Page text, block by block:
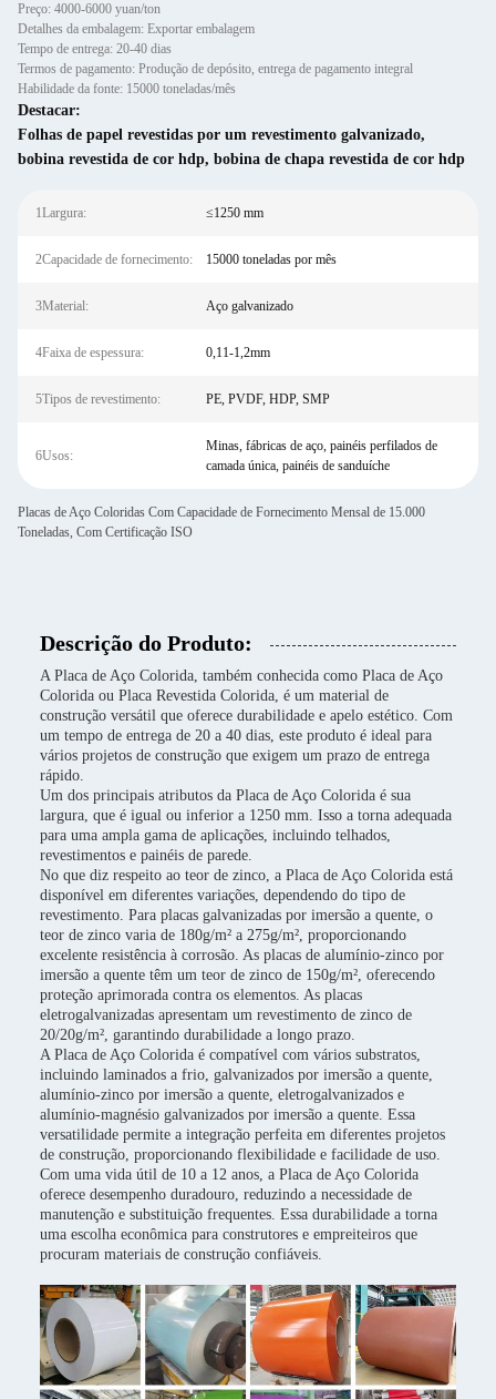
Preço: 4000-6000 yuan/ton
Detalhes da embalagem: Exportar embalagem
Tempo de entrega: 20-40 dias
Termos de pagamento: Produção de depósito, entrega de pagamento integral
Habilidade da fonte: 15000 toneladas/mês
Destacar:
Folhas de papel revestidas por um revestimento galvanizado,
bobina revestida de cor hdp, bobina de chapa revestida de cor hdp
1Largura: ≤1250 mm
2Capacidade de fornecimento: 15000 toneladas por mês
3Material: Aço galvanizado
4Faixa de espessura: 0,11-1,2mm
5Tipos de revestimento: PE, PVDF, HDP, SMP
6Usos:
Minas, fábricas de aço, painéis perfilados de
camada única, painéis de sanduíche
Placas de Aço Coloridas Com Capacidade de Fornecimento Mensal de 15.000
Toneladas, Com Certificação ISO
Descrição do Produto:
A Placa de Aço Colorida, também conhecida como Placa de Aço
Colorida ou Placa Revestida Colorida, é um material de
construção versátil que oferece durabilidade e apelo estético. Com
um tempo de entrega de 20 a 40 dias, este produto é ideal para
vários projetos de construção que exigem um prazo de entrega
rápido.
Um dos principais atributos da Placa de Aço Colorida é sua
largura, que é igual ou inferior a 1250 mm. Isso a torna adequada
para uma ampla gama de aplicações, incluindo telhados,
revestimentos e painéis de parede.
No que diz respeito ao teor de zinco, a Placa de Aço Colorida está
disponível em diferentes variações, dependendo do tipo de
revestimento. Para placas galvanizadas por imersão a quente, o
teor de zinco varia de 180g/m² a 275g/m², proporcionando
excelente resistência à corrosão. As placas de alumínio-zinco por
imersão a quente têm um teor de zinco de 150g/m², oferecendo
proteção aprimorada contra os elementos. As placas
eletrogalvanizadas apresentam um revestimento de zinco de
20/20g/m², garantindo durabilidade a longo prazo.
A Placa de Aço Colorida é compatível com vários substratos,
incluindo laminados a frio, galvanizados por imersão a quente,
alumínio-zinco por imersão a quente, eletrogalvanizados e
alumínio-magnésio galvanizados por imersão a quente. Essa
versatilidade permite a integração perfeita em diferentes projetos
de construção, proporcionando flexibilidade e facilidade de uso.
Com uma vida útil de 10 a 12 anos, a Placa de Aço Colorida
oferece desempenho duradouro, reduzindo a necessidade de
manutenção e substituição frequentes. Essa durabilidade a torna
uma escolha econômica para construtores e empreiteiros que
procuram materiais de construção confiáveis.